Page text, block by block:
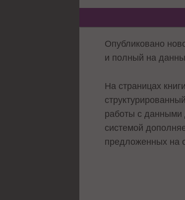
Опубликовано
и полный на
На страницах
работы с данными
системой
предложенных на